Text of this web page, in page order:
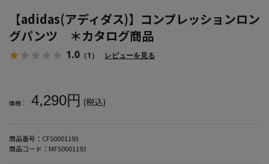
【adidas(アディダス)】コンプレッションロン
グパンツ ＊カタログ商品
1.0 （1） レビューを見る
価格： 4,290円 (税込)
商品番号： CFS0001193
商品コード： MFS0001193